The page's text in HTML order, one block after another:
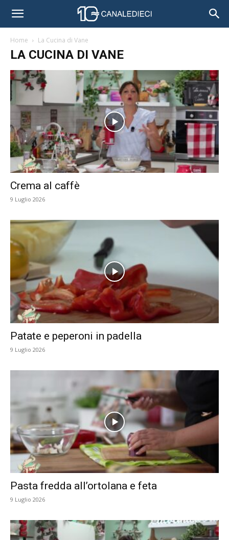
Home La Cucina di Vane
LA CUCINA DI VANE
Crema al caffè
9 Luglio 2026
Patate e peperoni in padella
9 Luglio 2026
Pasta fredda all’ortolana e feta
9 Luglio 2026